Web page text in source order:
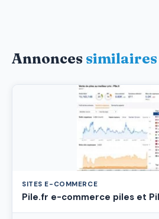
Annonces similaires
SITES E-COMMERCE
Pile.fr e-commerce piles et